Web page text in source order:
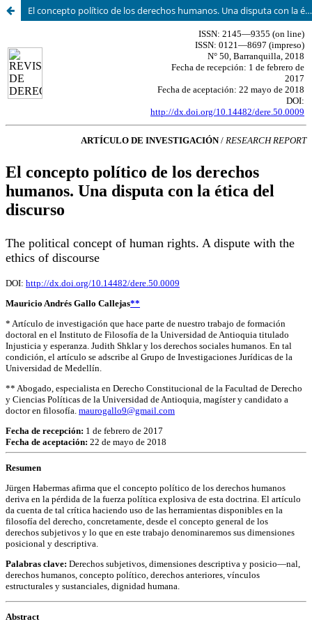
El concepto político de los derechos humanos. Una disputa con la ética del discurso